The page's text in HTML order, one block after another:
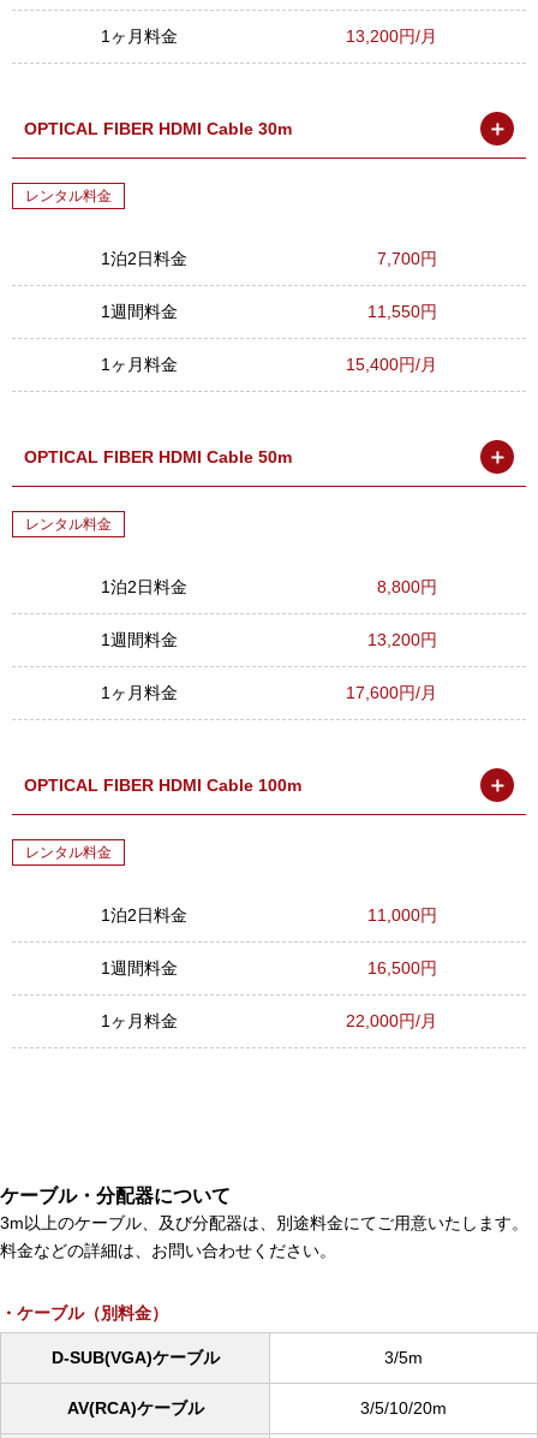
1ヶ月料金 13,200円/月
OPTICAL FIBER HDMI Cable 30m ＋
レンタル料金
1泊2日料金 7,700円
1週間料金 11,550円
1ヶ月料金 15,400円/月
OPTICAL FIBER HDMI Cable 50m ＋
レンタル料金
1泊2日料金 8,800円
1週間料金 13,200円
1ヶ月料金 17,600円/月
OPTICAL FIBER HDMI Cable 100m ＋
レンタル料金
1泊2日料金 11,000円
1週間料金 16,500円
1ヶ月料金 22,000円/月
ケーブル・分配器について
3m以上のケーブル、及び分配器は、別途料金にてご用意いたします。
料金などの詳細は、お問い合わせください。
ケーブル（別料金）
D-SUB(VGA)ケーブル 3/5m
AV(RCA)ケーブル 3/5/10/20m